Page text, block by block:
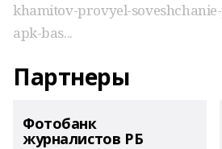
khamitov-provyel-
apk-bas...
Партнеры
Фотобанк
журналистов РБ